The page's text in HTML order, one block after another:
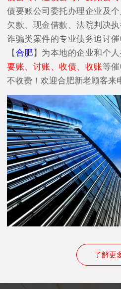
债要账公司委托办理企业及
欠款、现金借款、法院判决
诈骗类案件的专业债务追讨
【 合肥 】为本地的企业和个
要账、讨账、收债、收账等
不收费！欢迎合肥新老顾客来
了解更